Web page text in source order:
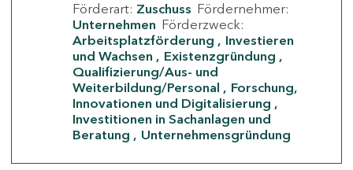
Förderart: Zuschuss Fördernehmer:
Unternehmen Förderzweck:
Arbeitsplatzförderung
Investieren
und Wachsen
Existenzgründung
Qualifizierung/Aus- und
Weiterbildung/Personal
Forschung,
Innovationen und Digitalisierung
Investitionen in Sachanlagen und
Beratung
Unternehmensgründung